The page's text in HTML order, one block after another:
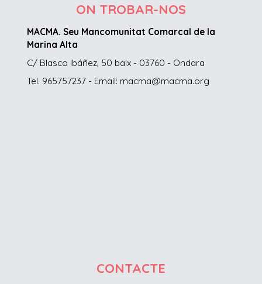
ON TROBAR-NOS
MACMA. Seu Mancomunitat Comarcal de la
Marina Alta
C/ Blasco Ibáñez, 50 baix - 03760 - Ondara
Tel. 965757237 - Email: macma@macma.org
CONTACTE